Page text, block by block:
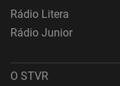
Rádio Litera
Rádio Junior
O STVR